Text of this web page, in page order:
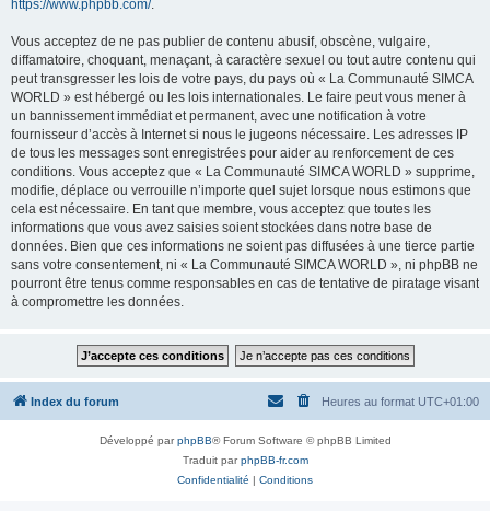
https://www.phpbb.com/.
Vous acceptez de ne pas publier de contenu abusif, obscène, vulgaire,
diffamatoire, choquant, menaçant, à caractère sexuel ou tout autre contenu qui
peut transgresser les lois de votre pays, du pays où « La Communauté SIMCA
WORLD » est hébergé ou les lois internationales. Le faire peut vous mener à
un bannissement immédiat et permanent, avec une notification à votre
fournisseur d’accès à Internet si nous le jugeons nécessaire. Les adresses IP
de tous les messages sont enregistrées pour aider au renforcement de ces
conditions. Vous acceptez que « La Communauté SIMCA WORLD » supprime,
modifie, déplace ou verrouille n’importe quel sujet lorsque nous estimons que
cela est nécessaire. En tant que membre, vous acceptez que toutes les
informations que vous avez saisies soient stockées dans notre base de
données. Bien que ces informations ne soient pas diffusées à une tierce partie
sans votre consentement, ni « La Communauté SIMCA WORLD », ni phpBB ne
pourront être tenus comme responsables en cas de tentative de piratage visant
à compromettre les données.
Index du forum Heures au format UTC+01:00
Développé parphpBB® Forum Software © phpBB Limited
Traduit parphpBB-fr.com
Confidentialité | Conditions